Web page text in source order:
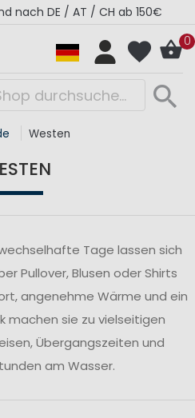
nach DE / AT / CH ab 150€
0
Westen
Tage lassen sich
Pullover, Blusen oder Shirts
angenehme Wärme und ein
machen sie zu vielseitigen
Übergangszeiten und
am Wasser.